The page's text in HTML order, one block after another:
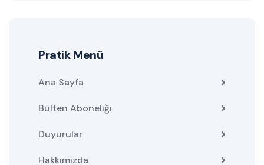
Pratik Menü
Ana Sayfa
Bülten Aboneliği
Duyurular
Hakkımızda